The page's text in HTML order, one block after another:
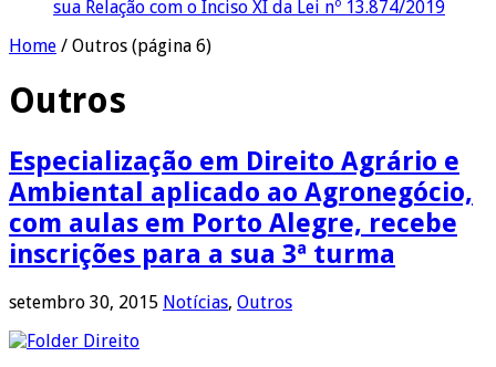
sua Relação com o Inciso XI da Lei nº 13.874/2019
Home / Outros (página 6)
Outros
Especialização em Direito Agrário e
Ambiental aplicado ao Agronegócio,
com aulas em Porto Alegre, recebe
inscrições para a sua 3ª turma
setembro 30, 2015 Notícias, Outros